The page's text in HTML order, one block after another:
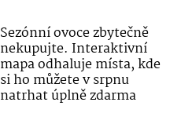
Sezónní ovoce zbytečně
nekupujte. Interaktivní
mapa odhaluje místa, kde
si ho můžete v srpnu
natrhat úplně zdarma